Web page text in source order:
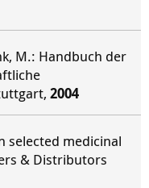
M.: Handbuch der
2004
selected medicinal
& Distributors